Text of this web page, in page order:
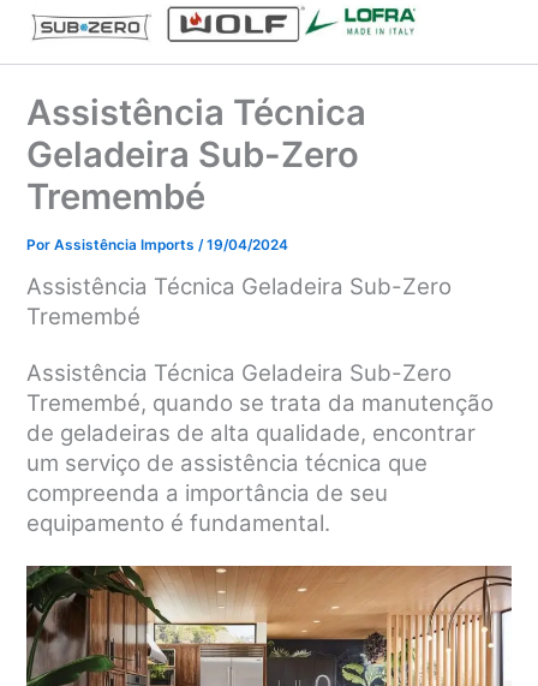
Assistência Técnica
Geladeira Sub-Zero
Tremembé
PorAssistência Imports/19/04/2024
Assistência Técnica Geladeira Sub-Zero
Tremembé
Assistência Técnica Geladeira Sub-Zero
Tremembé, quando se trata da manutenção
de geladeiras de alta qualidade, encontrar
um serviço de assistência técnica que
compreenda a importância de seu
equipamento é fundamental.